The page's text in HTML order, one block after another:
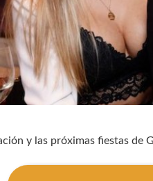
y las próximas fiestas de